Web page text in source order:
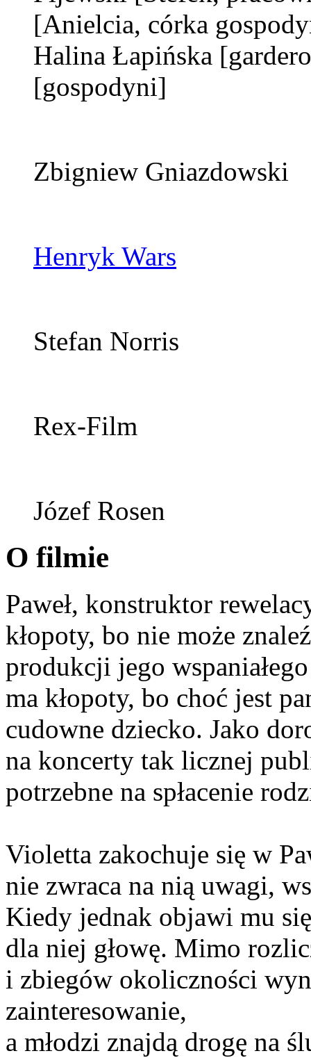
[Anielcia, córka
Halina Łapińska
[gospodyni]
Zbigniew Gniazdowski
Henryk Wars
Stefan Norris
Rex-Film
Józef Rosen
O filmie
Paweł, konstruktor
kłopoty, bo nie może
produkcji jego
ma kłopoty, bo choć jest
cudowne dziecko. Jako
na koncerty tak licznej
potrzebne na spłacenie
Violetta zakochuje się w
nie zwraca na nią uwagi,
Kiedy jednak objawi mu
dla niej głowę. Mimo
i zbiegów okoliczności
zainteresowanie,
a młodzi znajdą drogę na